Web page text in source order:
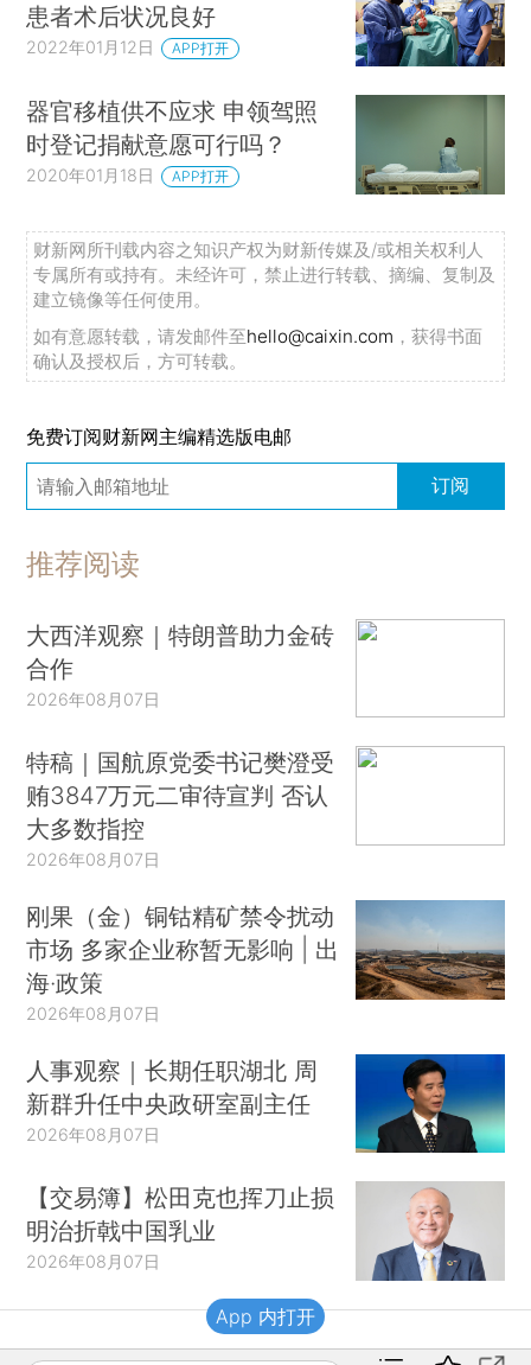
患者术后状况良好
2022年01月12日 APP打开
器官移植供不应求 申领驾照
时登记捐献意愿可行吗？
2020年01月18日 APP打开
财新网所刊载内容之知识产权为财新传媒及/或相关权利人
专属所有或持有。未经许可，禁止进行转载、摘编、复制及
建立镜像等任何使用。
如有意愿转载，请发邮件至hello@caixin.com ，获得书面
确认及授权后，方可转载。
免费订阅财新网主编精选版电邮
订阅
推荐阅读
大西洋观察｜特朗普助力金砖
合作
2026年08月07日
特稿｜国航原党委书记樊澄受
贿3847万元二审待宣判 否认
大多数指控
2026年08月07日
刚果（金）铜钴精矿禁令扰动
市场 多家企业称暂无影响 | 出
海·政策
2026年08月07日
人事观察｜长期任职湖北 周
新群升任中央政研室副主任
2026年08月07日
【交易簿】松田克也挥刀止损
明治折戟中国乳业
2026年08月07日
App 内打开